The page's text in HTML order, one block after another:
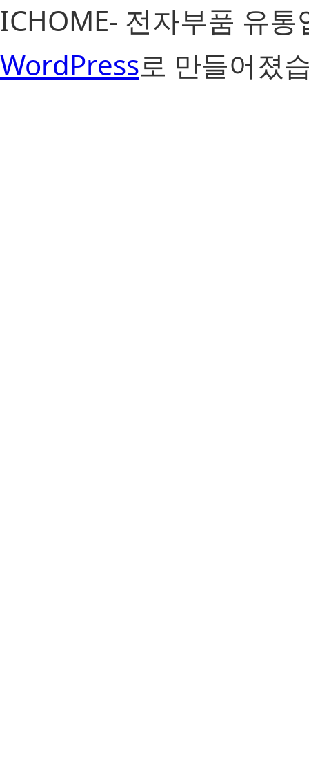
ICHOME- 전자부품 유
WordPress로 만들어졌